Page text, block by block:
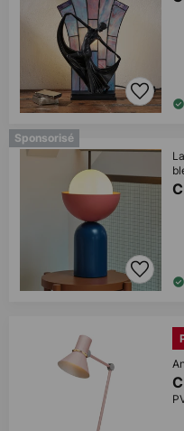
Sponsorisé